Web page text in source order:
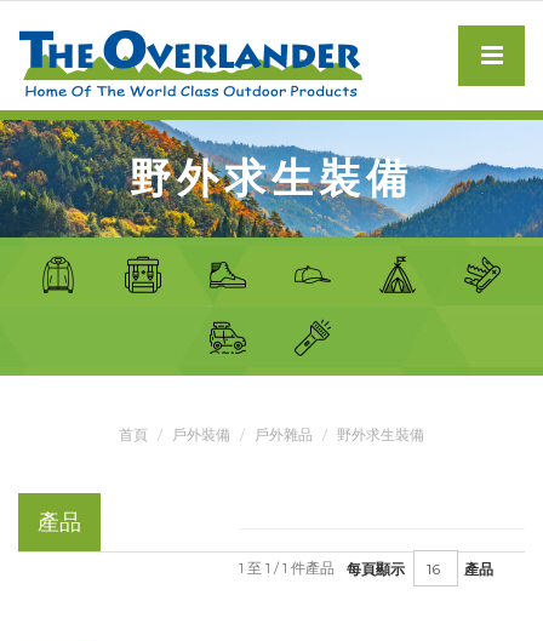
野外求生裝備
首頁 戶外裝備 戶外雜品 野外求生裝備
產品
每頁顯示 產品
1 至 1 / 1 件產品